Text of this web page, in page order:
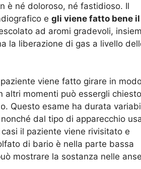
è né doloroso, né fastidioso. Il
e gli viene fatto bene il
ad aromi gradevoli,
la liberazione di gas a livello
viene fatto girare in
momenti può essergli
Questo esame ha durata
dal tipo di apparecchio
il paziente viene rivisitato e
di bario è nella parte bassa
mostrare la sostanza nelle anse